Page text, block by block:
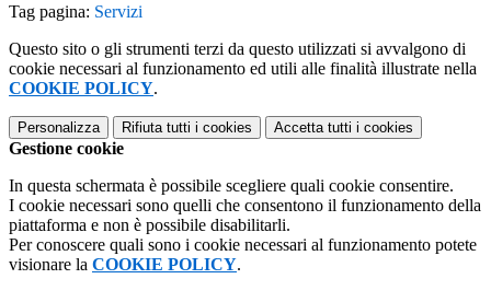
Tag pagina: Servizi
Questo sito o gli strumenti terzi da questo utilizzati si avvalgono di
cookie necessari al funzionamento ed utili alle finalità illustrate nella
COOKIE POLICY.
Personalizza Rifiuta tutti i cookies Accetta tutti i cookies
Gestione cookie
In questa schermata è possibile scegliere quali cookie consentire.
I cookie necessari sono quelli che consentono il funzionamento della
piattaforma e non è possibile disabilitarli.
Per conoscere quali sono i cookie necessari al funzionamento potete
visionare la COOKIE POLICY.